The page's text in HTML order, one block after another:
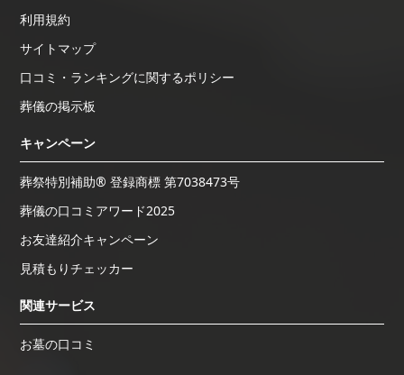
利用規約
サイトマップ
口コミ・ランキングに関するポリシー
葬儀の掲示板
キャンペーン
葬祭特別補助® 登録商標 第7038473号
葬儀の口コミアワード2025
お友達紹介キャンペーン
見積もりチェッカー
関連サービス
お墓の口コミ